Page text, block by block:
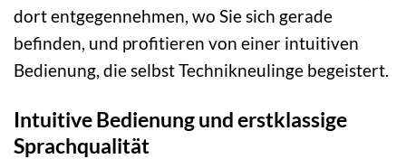
dort entgegennehmen, wo Sie sich gerade
befinden, und profitieren von einer intuitiven
Bedienung, die selbst Technikneulinge begeistert.
Intuitive Bedienung und erstklassige
Sprachqualität